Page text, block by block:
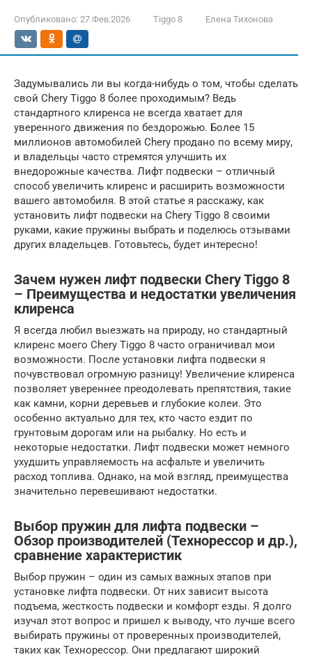
Опубликовано: 27.Фев.2026 Tiggo 8 Елена Тихонова
Задумывались ли вы когда-нибудь о том, чтобы сделать
свой Chery Tiggo 8 более проходимым? Ведь
стандартного клиренса не всегда хватает для
уверенного движения по бездорожью. Более 15
миллионов автомобилей Chery продано по всему миру,
и владельцы часто стремятся улучшить их
внедорожные качества. Лифт подвески – отличный
способ увеличить клиренс и расширить возможности
вашего автомобиля. В этой статье я расскажу, как
установить лифт подвески на Chery Tiggo 8 своими
руками, какие пружины выбрать и поделюсь отзывами
других владельцев. Готовьтесь, будет интересно!
Зачем нужен лифт подвески Chery Tiggo 8
– Преимущества и недостатки увеличения
клиренса
Я всегда любил выезжать на природу, но стандартный
клиренс моего Chery Tiggo 8 часто ограничивал мои
возможности. После установки лифта подвески я
почувствовал огромную разницу! Увеличение клиренса
позволяет увереннее преодолевать препятствия, такие
как камни, корни деревьев и глубокие колеи. Это
особенно актуально для тех, кто часто ездит по
грунтовым дорогам или на рыбалку. Но есть и
некоторые недостатки. Лифт подвески может немного
ухудшить управляемость на асфальте и увеличить
расход топлива. Однако, на мой взгляд, преимущества
значительно перевешивают недостатки.
Выбор пружин для лифта подвески –
Обзор производителей (Технорессор и др.),
сравнение характеристик
Выбор пружин – один из самых важных этапов при
установке лифта подвески. От них зависит высота
подъема, жесткость подвески и комфорт езды. Я долго
изучал этот вопрос и пришел к выводу, что лучше всего
выбирать пружины от проверенных производителей,
таких как Технорессор. Они предлагают широкий